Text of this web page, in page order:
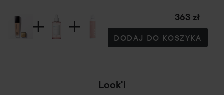
maskuje wyzwania skórne i jest idealnym narzędziem do
stworzenia tarczy dla Twojej skóry w stresującej
codzienności. Jest odporny na wodę, pot, wilgoć i ciepło.
Krok 1: Przygotuj swoją skórę
363 zł
DODAJ DO KOSZYKA
Look'i